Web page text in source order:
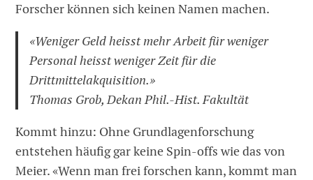
Forscher können sich keinen Namen machen.
«Weniger Geld heisst mehr Arbeit für weniger
Personal heisst weniger Zeit für die
Drittmittelakquisition.»
Thomas Grob, Dekan Phil.-Hist. Fakultät
Kommt hinzu: Ohne Grundlagenforschung
entstehen häufig gar keine Spin-offs wie das von
Meier. «Wenn man frei forschen kann, kommt man